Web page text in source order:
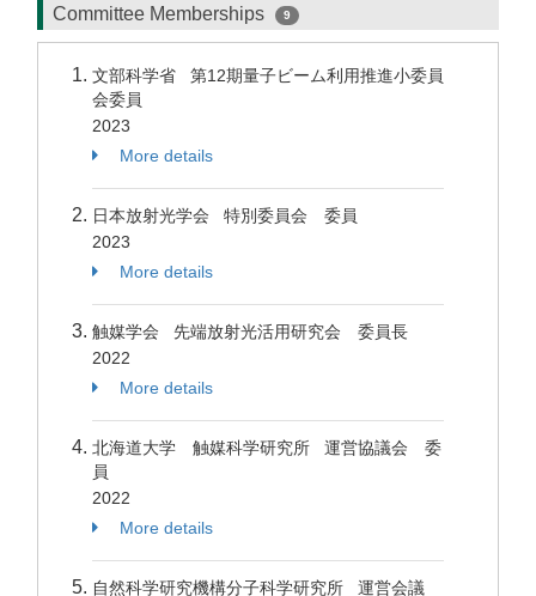
Committee Memberships 9
文部科学省 第12期量子ビーム利用推進小委員
会委員
2023
More details
日本放射光学会 特別委員会 委員
2023
More details
触媒学会 先端放射光活用研究会 委員長
2022
More details
北海道大学 触媒科学研究所 運営協議会 委
員
2022
More details
自然科学研究機構分子科学研究所 運営会議